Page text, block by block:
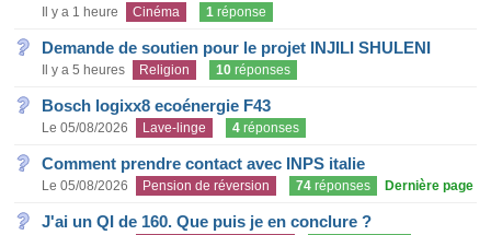
Il y a 1 heure Cinéma 1 réponse
Demande de soutien pour le projet INJILI SHULENI
Il y a 5 heures Religion 10 réponses
Bosch logixx8 ecoénergie F43
Le 05/08/2026 Lave-linge 4 réponses
Comment prendre contact avec INPS italie
Le 05/08/2026 Pension de réversion 74 réponses Dernière page
J'ai un QI de 160. Que puis je en conclure ?